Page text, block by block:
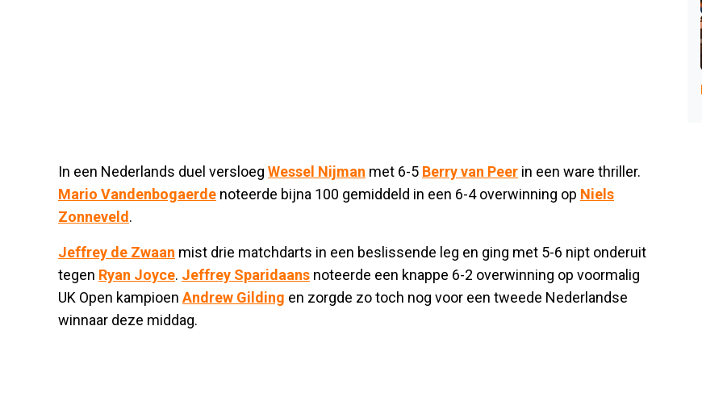
In een Nederlands duel versloeg Wessel Nijman met 6-5 Berry van Peer in een ware thriller.
Mario Vandenbogaerde noteerde bijna 100 gemiddeld in een 6-4 overwinning op Niels
Zonneveld .
Jeffrey de Zwaan mist drie matchdarts in een beslissende leg en ging met 5-6 nipt onderuit
tegen Ryan Joyce. Jeffrey Sparidaans noteerde een knappe 6-2 overwinning op voormalig
UK Open kampioen Andrew Gilding en zorgde zo toch nog voor een tweede Nederlandse
winnaar deze middag.